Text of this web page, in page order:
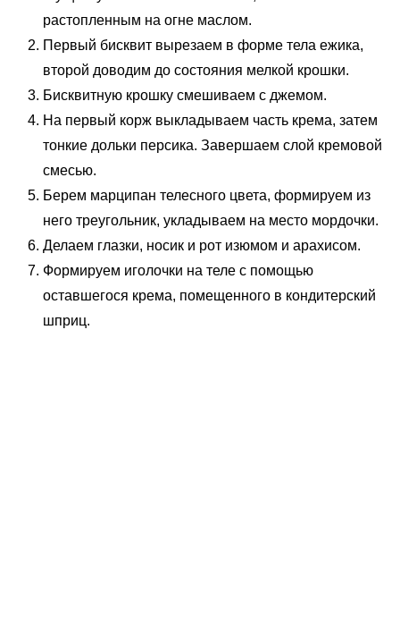
растопленным на огне маслом.
Первый бисквит вырезаем в форме тела ежика,
второй доводим до состояния мелкой крошки.
Бисквитную крошку смешиваем с джемом.
На первый корж выкладываем часть крема, затем
тонкие дольки персика. Завершаем слой кремовой
смесью.
Берем марципан телесного цвета, формируем из
него треугольник, укладываем на место мордочки.
Делаем глазки, носик и рот изюмом и арахисом.
Формируем иголочки на теле с помощью
оставшегося крема, помещенного в кондитерский
шприц.